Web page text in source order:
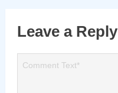
Leave a Reply